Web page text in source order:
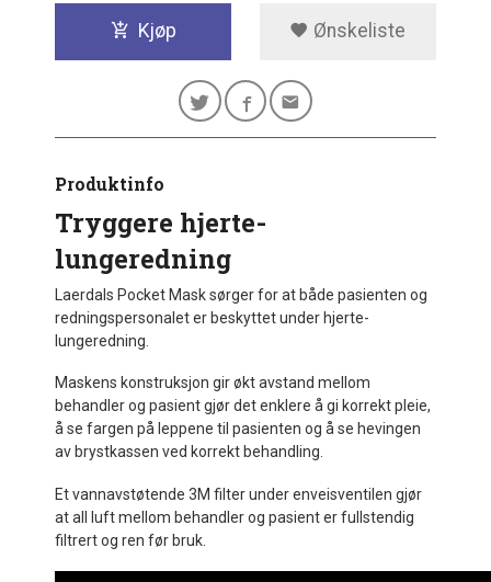
Kjøp Ønskeliste
Produktinfo
Tryggere hjerte-
lungeredning
Laerdals Pocket Mask sørger for at både pasienten og
redningspersonalet er beskyttet under hjerte-
lungeredning.
Maskens konstruksjon gir økt avstand mellom
behandler og pasient gjør det enklere å gi korrekt pleie,
å se fargen på leppene til pasienten og å se hevingen
av brystkassen ved korrekt behandling.
Et vannavstøtende 3M filter under enveisventilen gjør
at all luft mellom behandler og pasient er fullstendig
filtrert og ren før bruk.